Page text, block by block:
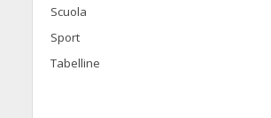
Scuola
Sport
Tabelline